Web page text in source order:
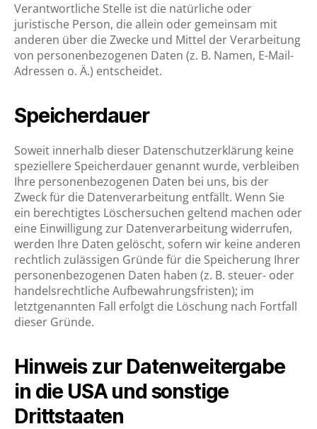
Verantwortliche Stelle ist die natürliche oder
juristische Person, die allein oder gemeinsam mit
anderen über die Zwecke und Mittel der Verarbeitung
von personenbezogenen Daten (z. B. Namen, E-Mail-
Adressen o. Ä.) entscheidet.
Speicherdauer
Soweit innerhalb dieser Datenschutzerklärung keine
speziellere Speicherdauer genannt wurde, verbleiben
Ihre personenbezogenen Daten bei uns, bis der
Zweck für die Datenverarbeitung entfällt. Wenn Sie
ein berechtigtes Löschersuchen geltend machen oder
eine Einwilligung zur Datenverarbeitung widerrufen,
werden Ihre Daten gelöscht, sofern wir keine anderen
rechtlich zulässigen Gründe für die Speicherung Ihrer
personenbezogenen Daten haben (z. B. steuer- oder
handelsrechtliche Aufbewahrungsfristen); im
letztgenannten Fall erfolgt die Löschung nach Fortfall
dieser Gründe.
Hinweis zur Datenweitergabe
in die USA und sonstige
Drittstaaten